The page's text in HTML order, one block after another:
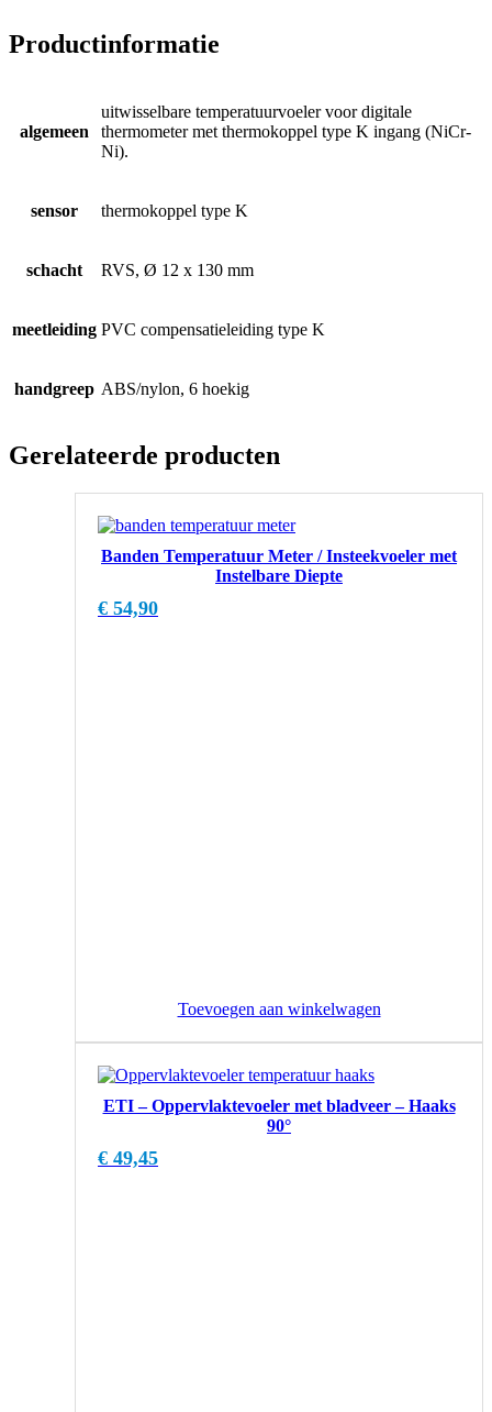
Productinformatie
algemeen
uitwisselbare temperatuurvoeler voor digitale
thermometer met thermokoppel type K ingang (NiCr-
Ni).
sensor thermokoppel type K
schacht RVS, Ø 12 x 130 mm
meetleiding PVC compensatieleiding type K
handgreep ABS/nylon, 6 hoekig
Gerelateerde producten
Banden Temperatuur Meter / Insteekvoeler met
Instelbare Diepte
€ 54,90
Toevoegen aan winkelwagen
ETI – Oppervlaktevoeler met bladveer – Haaks
90°
€ 49,45